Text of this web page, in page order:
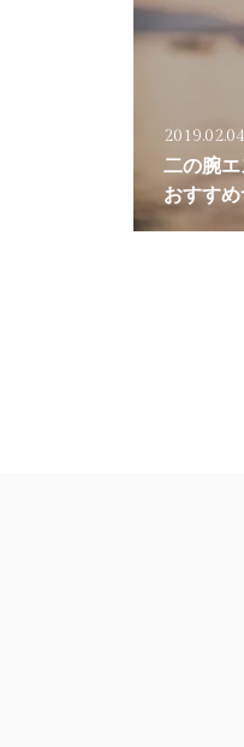
2019.02.04
二の腕
おすす